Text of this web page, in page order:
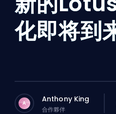
化即将到
A Anthony King
合作夥伴